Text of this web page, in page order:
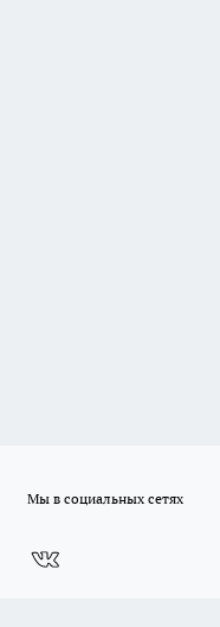
Мы в социальных сетях